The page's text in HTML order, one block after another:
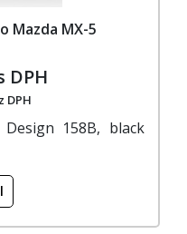
Mazda MX-5
DPH
DPH
158B, black